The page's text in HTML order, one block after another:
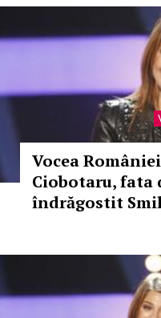
Vocea
Ciobotaru, fata
îndrăgostit